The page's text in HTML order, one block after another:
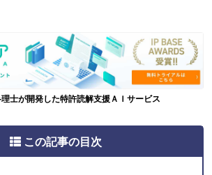
理士が開発した特許読解支援ＡＩサービス
この記事の目次